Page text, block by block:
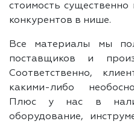
стоимость
конкурентов в нише.
Все материалы мы
поставщиков и
Соответственно,
какими-либо
Плюс у нас в
оборудование,